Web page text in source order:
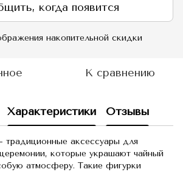
когда появится
накопительной скидки
К сравнению
Характеристики Отзывы
аксессуары для
которые украшают чайный
атмосферу. Такие фигурки